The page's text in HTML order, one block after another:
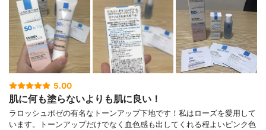
5.00
肌に何も塗らないよりも肌に良い！
ラロッシュポゼの有名なトーンアップ下地です！私はローズを愛用して
います。トーンアップだけでなく血色感も出してくれる程よいピンク色